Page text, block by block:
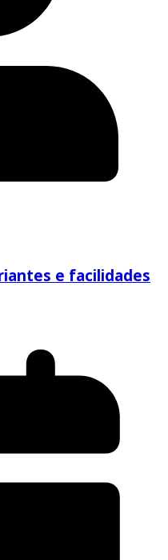
e facilidades